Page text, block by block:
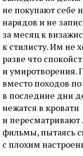
не покупают себе
нарядов и не
за месяц к
к стилисту. Им не
разве что
и умиротворения.
вместо походов
в последние дни
нежатся в кровати
и
фильмы, пытаясь
с плохим